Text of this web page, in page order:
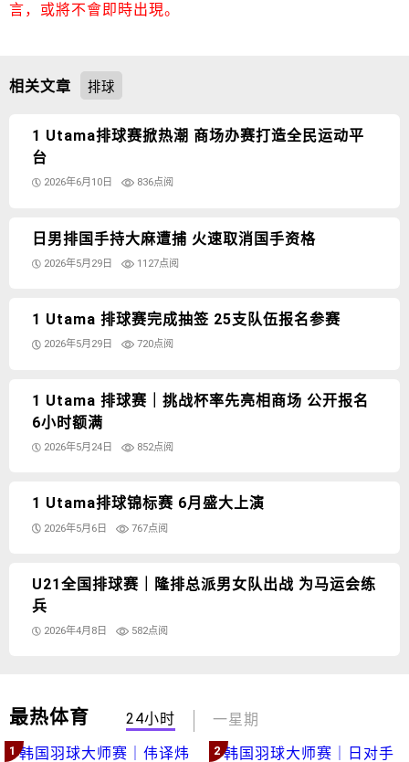
言，或將不會即時出現。
相关文章 排球
1 Utama排球赛掀热潮 商场办赛打造全民运动平
台
2026年6月10日 836点阅
日男排国手持大麻遭捕 火速取消国手资格
2026年5月29日 1127点阅
1 Utama 排球赛完成抽签 25支队伍报名参赛
2026年5月29日 720点阅
1 Utama 排球赛｜挑战杯率先亮相商场 公开报名
6小时额满
2026年5月24日 852点阅
1 Utama排球锦标赛 6月盛大上演
2026年5月6日 767点阅
U21全国排球赛｜隆排总派男女队出战 为马运会练
兵
2026年4月8日 582点阅
最热体育 24小时 一星期
1 2